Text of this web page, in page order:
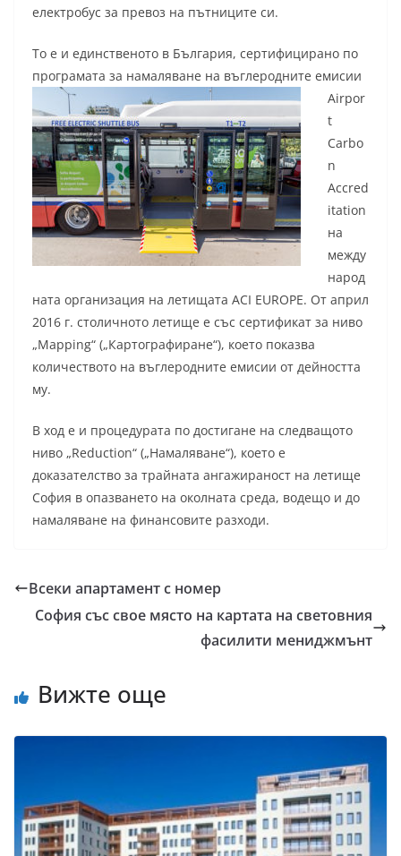
електробус за превоз на пътниците си.
То е и единственото в България, сертифицирано по
програмата за намаляване на въглеродните емисии
Airpor
t
Carbo
n
Accred
itation
на
между
народ
ната организация на летищата ACI EUROPE. От април
2016 г. столичното летище е със сертификат за ниво
„Mapping“ („Картографиране“), което показва
количеството на въглеродните емисии от дейността
му.
В ход е и процедурата по достигане на следващото
ниво „Reduction“ („Намаляване“), което е
доказателство за трайната ангажираност на летище
София в опазването на околната среда, водещо и до
намаляване на финансовите разходи.
Всеки апартамент с номер
София със свое място на картата на световния
фасилити мениджмънт
Вижте още